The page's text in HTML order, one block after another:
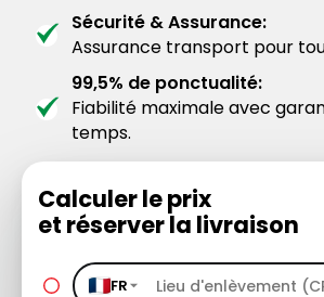
Sécurité & Assurance:
Assurance transport pour
99,5% de ponctualité:
Fiabilité maximale avec
temps.
Calculer le prix
et réserver la livraison
FR